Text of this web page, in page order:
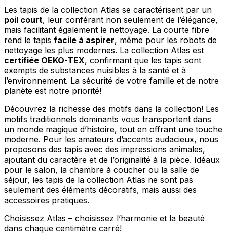
Les tapis de la collection Atlas se caractérisent par un
poil court, leur conférant non seulement de l’élégance,
mais facilitant également le nettoyage. La courte fibre
rend le tapis facile à aspirer, même pour les robots de
nettoyage les plus modernes. La collection Atlas est
certifiée OEKO-TEX, confirmant que les tapis sont
exempts de substances nuisibles à la santé et à
l’environnement. La sécurité de votre famille et de notre
planète est notre priorité!
Découvrez la richesse des motifs dans la collection! Les
motifs traditionnels dominants vous transportent dans
un monde magique d’histoire, tout en offrant une touche
moderne. Pour les amateurs d’accents audacieux, nous
proposons des tapis avec des impressions animales,
ajoutant du caractère et de l’originalité à la pièce. Idéaux
pour le salon, la chambre à coucher ou la salle de
séjour, les tapis de la collection Atlas ne sont pas
seulement des éléments décoratifs, mais aussi des
accessoires pratiques.
Choisissez Atlas – choisissez l’harmonie et la beauté
dans chaque centimètre carré!
Rejeter
Enregistrer mes préférences
Accepter tout